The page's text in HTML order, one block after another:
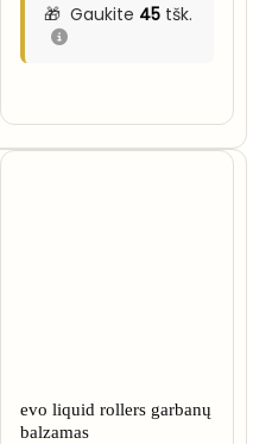
Gaukite 45tšk.
evo liquid rollers garbanų
balzamas